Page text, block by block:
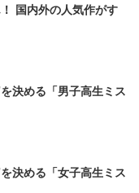
国内外の人気作がす
決める「男子高生ミス
決める「女子高生ミス